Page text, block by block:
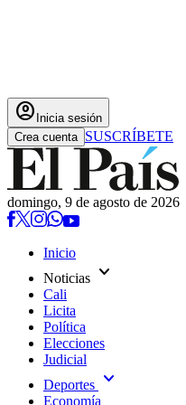
account_circle Inicia sesión
Crea cuenta SUSCRÍBETE
domingo, 9 de agosto de 2026
Inicio
Noticias expand_more
Cali
Licita
Política
Elecciones
Judicial
Deportes expand_more
Economía